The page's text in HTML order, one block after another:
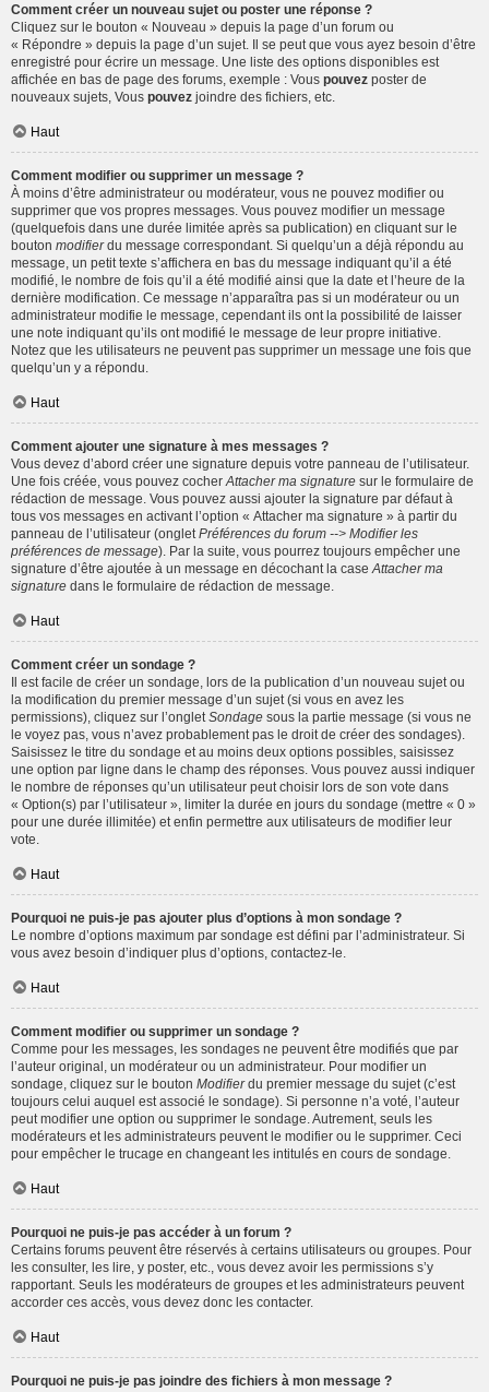
Comment créer un nouveau sujet ou poster une réponse ?
Cliquez sur le bouton « Nouveau » depuis la page d’un forum ou
« Répondre » depuis la page d’un sujet. Il se peut que vous ayez besoin d’être
enregistré pour écrire un message. Une liste des options disponibles est
affichée en bas de page des forums, exemple : Vous pouvez poster de
nouveaux sujets, Vous pouvez joindre des fichiers, etc.
Haut
Comment modifier ou supprimer un message ?
À moins d’être administrateur ou modérateur, vous ne pouvez modifier ou
supprimer que vos propres messages. Vous pouvez modifier un message
(quelquefois dans une durée limitée après sa publication) en cliquant sur le
bouton modifierdu message correspondant. Si quelqu’un a déjà répondu au
message, un petit texte s’affichera en bas du message indiquant qu’il a été
modifié, le nombre de fois qu’il a été modifié ainsi que la date et l’heure de la
dernière modification. Ce message n’apparaîtra pas si un modérateur ou un
administrateur modifie le message, cependant ils ont la possibilité de laisser
une note indiquant qu’ils ont modifié le message de leur propre initiative.
Notez que les utilisateurs ne peuvent pas supprimer un message une fois que
quelqu’un y a répondu.
Haut
Comment ajouter une signature à mes messages ?
Vous devez d’abord créer une signature depuis votre panneau de l’utilisateur.
Une fois créée, vous pouvez cocher Attacher ma signature sur le formulaire de
rédaction de message. Vous pouvez aussi ajouter la signature par défaut à
tous vos messages en activant l’option « Attacher ma signature » à partir du
panneau de l’utilisateur (onglet Préférences du forum --> Modifier les
préférences de message). Par la suite, vous pourrez toujours empêcher une
signature d’être ajoutée à un message en décochant la case Attacher ma
signature dans le formulaire de rédaction de message.
Haut
Comment créer un sondage ?
Il est facile de créer un sondage, lors de la publication d’un nouveau sujet ou
la modification du premier message d’un sujet (si vous en avez les
permissions), cliquez sur l’onglet Sondage sous la partie message (si vous ne
le voyez pas, vous n’avez probablement pas le droit de créer des sondages).
Saisissez le titre du sondage et au moins deux options possibles, saisissez
une option par ligne dans le champ des réponses. Vous pouvez aussi indiquer
le nombre de réponses qu’un utilisateur peut choisir lors de son vote dans
« Option(s) par l’utilisateur », limiter la durée en jours du sondage (mettre « 0 »
pour une durée illimitée) et enfin permettre aux utilisateurs de modifier leur
vote.
Haut
Pourquoi ne puis-je pas ajouter plus d’options à mon sondage ?
Le nombre d’options maximum par sondage est défini par l’administrateur. Si
vous avez besoin d’indiquer plus d’options, contactez-le.
Haut
Comment modifier ou supprimer un sondage ?
Comme pour les messages, les sondages ne peuvent être modifiés que par
l’auteur original, un modérateur ou un administrateur. Pour modifier un
sondage, cliquez sur le bouton Modifierdu premier message du sujet (c’est
toujours celui auquel est associé le sondage). Si personne n’a voté, l’auteur
peut modifier une option ou supprimer le sondage. Autrement, seuls les
modérateurs et les administrateurs peuvent le modifier ou le supprimer. Ceci
pour empêcher le trucage en changeant les intitulés en cours de sondage.
Haut
Pourquoi ne puis-je pas accéder à un forum ?
Certains forums peuvent être réservés à certains utilisateurs ou groupes. Pour
les consulter, les lire, y poster, etc., vous devez avoir les permissions s’y
rapportant. Seuls les modérateurs de groupes et les administrateurs peuvent
accorder ces accès, vous devez donc les contacter.
Haut
Pourquoi ne puis-je pas joindre des fichiers à mon message ?